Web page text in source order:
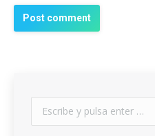
Post comment